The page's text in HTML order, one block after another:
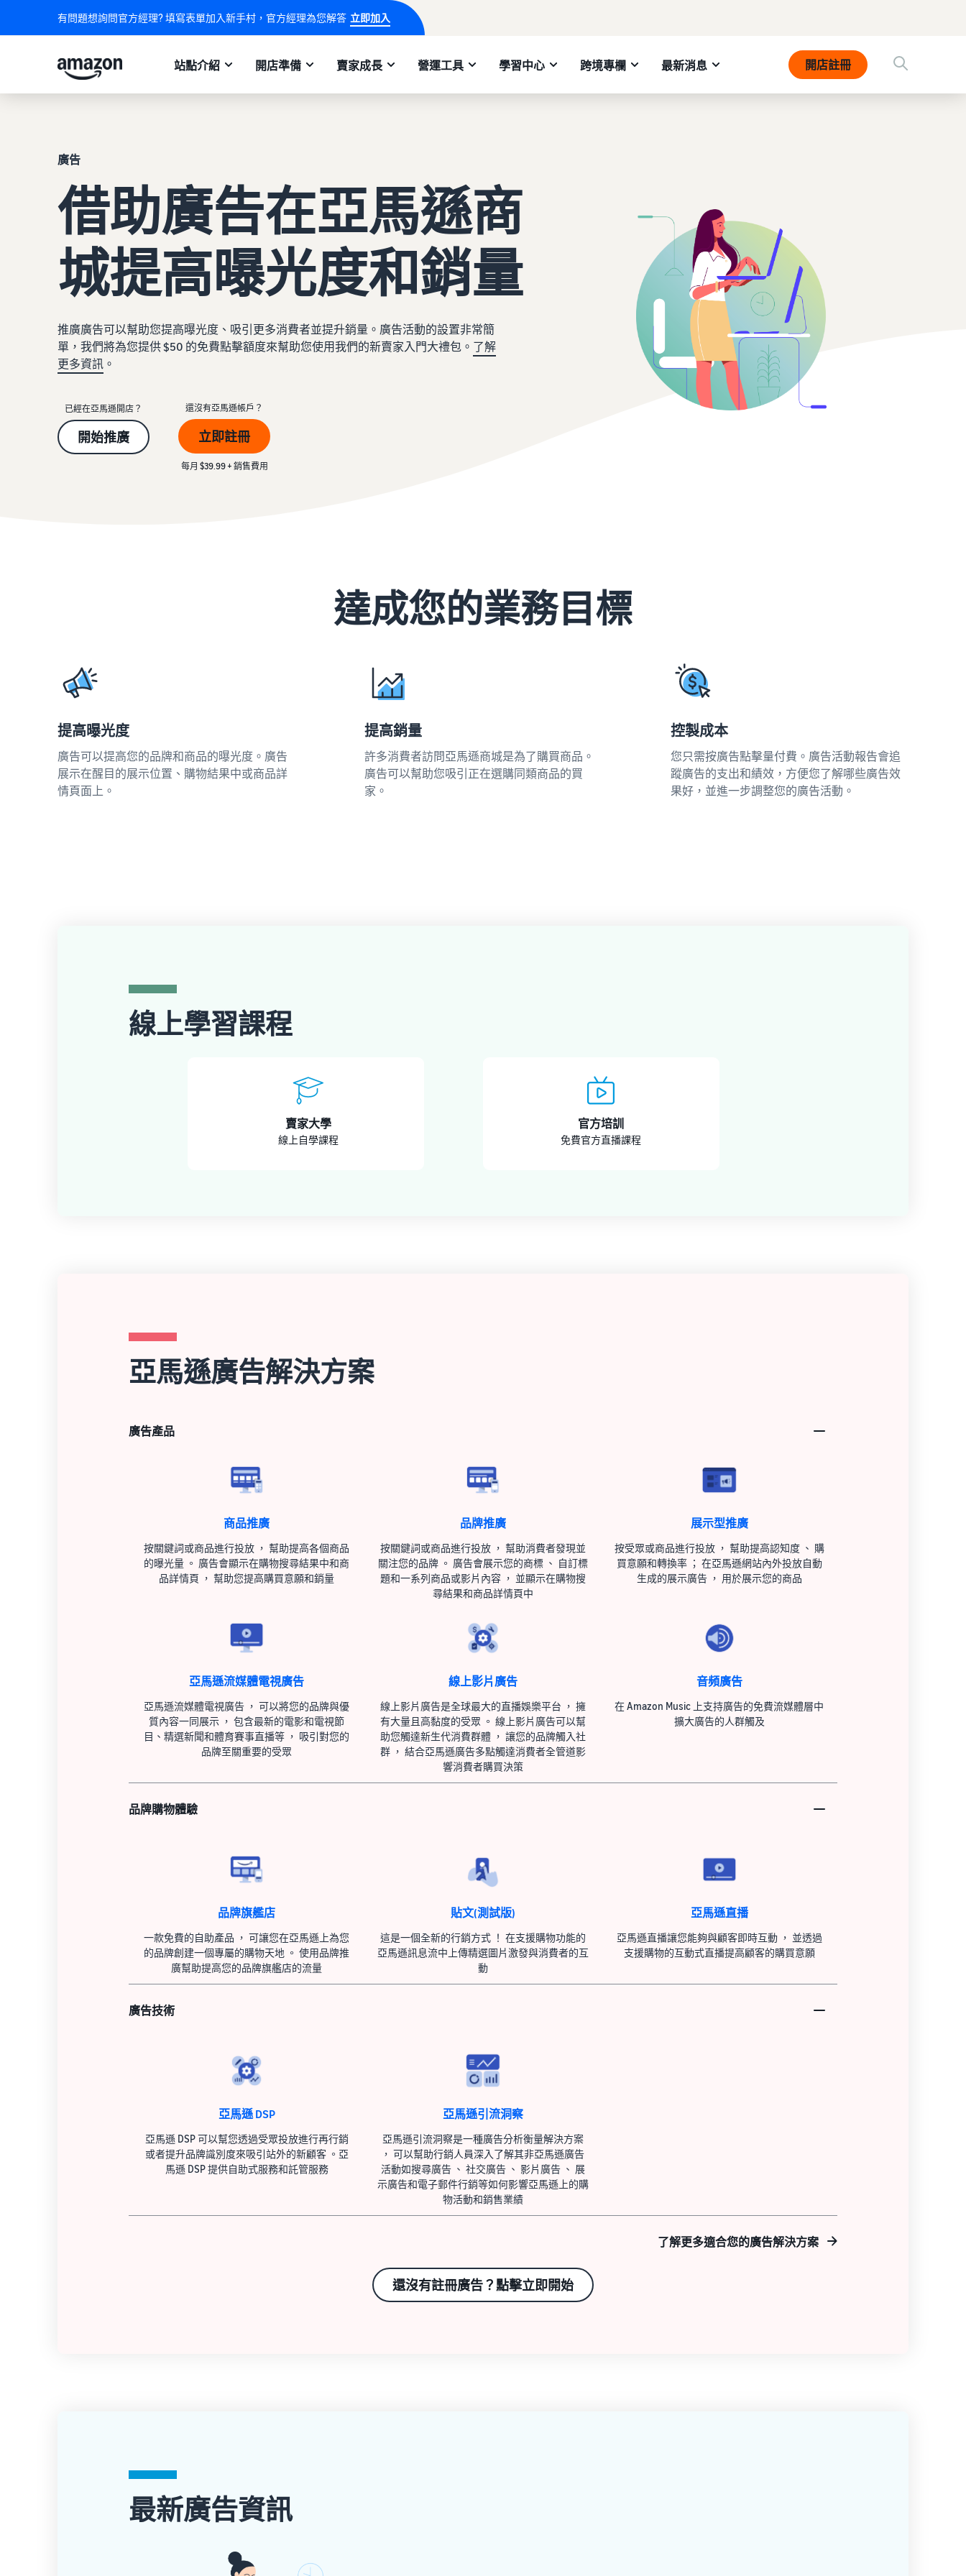
有問題想詢問官方經理? 填寫表單加入新手村，官方經理為您解答 立即加入
站點介紹 開店準備 賣家成長 營運工具 學習中心 跨境專欄 最新消息 開店註冊
廣告
借助廣告在亞馬遜商
城提高曝光度和銷量
推廣廣告可以幫助您提高曝光度、吸引更多消費者並提升銷量。廣告活動的設置非常簡
單，我們將為您提供 $50 的免費點擊額度來幫助您使用我們的新賣家入門大禮包。 了解
更多資訊 。
已經在亞馬遜開店？
開始推廣
還沒有亞馬遜帳戶？
立即註冊
每月 $39.99 + 銷售費用
達成您的業務目標
提高曝光度
廣告可以提高您的品牌和商品的曝光度。廣告
展示在醒目的展示位置、購物結果中或商品詳
情頁面上。
提高銷量
許多消費者訪問亞馬遜商城是為了購買商品。
廣告可以幫助您吸引正在選購同類商品的買
家。
控製成本
您只需按廣告點擊量付費。廣告活動報告會追
蹤廣告的支出和績效，方便您了解哪些廣告效
果好，並進一步調整您的廣告活動。
線上學習課程
賣家大學
線上自學課程
官方培訓
免費官方直播課程
亞馬遜廣告解決方案
廣告產品
商品推廣
按關鍵詞或商品進行投放 ， 幫助提高各個商品
的曝光量 。 廣告會顯示在購物搜尋結果中和商
品詳情頁 ， 幫助您提高購買意願和銷量
品牌推廣
按關鍵詞或商品進行投放 ， 幫助消費者發現並
關注您的品牌 。 廣告會展示您的商標 、 自訂標
題和一系列商品或影片內容 ， 並顯示在購物搜
尋結果和商品詳情頁中
展示型推廣
按受眾或商品進行投放 ， 幫助提高認知度 、 購
買意願和轉換率 ； 在亞馬遜網站內外投放自動
生成的展示廣告 ， 用於展示您的商品
亞馬遜流媒體電視廣告
亞馬遜流媒體電視廣告 ， 可以將您的品牌與優
質內容一同展示 ， 包含最新的電影和電視節
目、精選新聞和體育賽事直播等 ， 吸引對您的
品牌至關重要的受眾
線上影片廣告
線上影片廣告是全球最大的直播娛樂平台 ， 擁
有大量且高黏度的受眾 。 線上影片廣告可以幫
助您觸達新生代消費群體 ， 讓您的品牌觸入社
群 ， 結合亞馬遜廣告多點觸達消費者全管道影
響消費者購買決策
音頻廣告
在 Amazon Music 上支持廣告的免費流媒體層中
擴大廣告的人群觸及
品牌購物體驗
品牌旗艦店
一款免費的自助產品 ， 可讓您在亞馬遜上為您
的品牌創建一個專屬的購物天地 。 使用品牌推
廣幫助提高您的品牌旗艦店的流量
貼文(測試版)
這是一個全新的行銷方式 ！ 在支援購物功能的
亞馬遜訊息流中上傳精選圖片激發與消費者的互
動
亞馬遜直播
亞馬遜直播讓您能夠與顧客即時互動 ， 並透過
支援購物的互動式直播提高顧客的購買意願
廣告技術
亞馬遜 DSP
亞馬遜 DSP 可以幫您透過受眾投放進行再行銷
或者提升品牌識別度來吸引站外的新顧客 。亞
馬遜 DSP 提供自助式服務和託管服務
亞馬遜引流洞察
亞馬遜引流洞察是一種廣告分析衡量解決方案
， 可以幫助行銷人員深入了解其非亞馬遜廣告
活動如搜尋廣告 、 社交廣告 、 影片廣告 、 展
示廣告和電子郵件行銷等如何影響亞馬遜上的購
物活動和銷售業績
了解更多適合您的廣告解決方案
還沒有註冊廣告？點擊立即開始
最新廣告資訊